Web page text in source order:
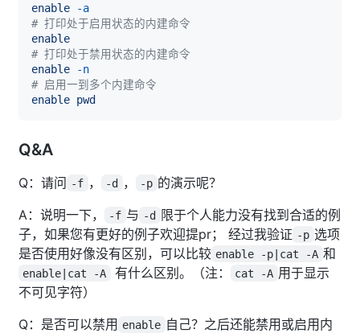
enable
-a
# 打印处于启用状态的内建命令
enable
# 打印处于禁用状态的内建命令
enable
-n
# 启用一到多个内建命令
enable pwd
Q&A
Q：请问 -f ， -d ， -p 的演示呢？
A：说明一下，
-f 与 -d 限于个人能力没有找到合适的例
子，如果您有更好的例子欢迎提pr； 经过我验证 -p 选项
是否使用好像没有区别，可以比较 enable -p|cat -A 和
enable|cat -A 有什么区别。（注： cat -A 用于显示
不可见字符）
Q：是否可以禁用 enable 自己？之后还能禁用或启用内